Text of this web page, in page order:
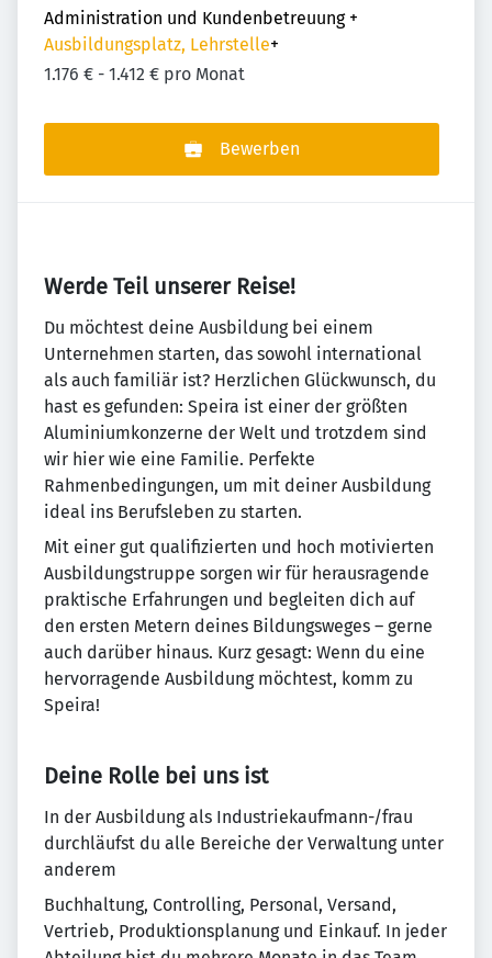
Administration und Kundenbetreuung +
Ausbildungsplatz, Lehrstelle+
1.176 € - 1.412 € pro Monat
Bewerben
Werde Teil unserer Reise!
Du möchtest deine Ausbildung bei einem
Unternehmen starten, das sowohl international
als auch familiär ist? Herzlichen Glückwunsch, du
hast es gefunden: Speira ist einer der größten
Aluminiumkonzerne der Welt und trotzdem sind
wir hier wie eine Familie. Perfekte
Rahmenbedingungen, um mit deiner Ausbildung
ideal ins Berufsleben zu starten.
Mit einer gut qualifizierten und hoch motivierten
Ausbildungstruppe sorgen wir für herausragende
praktische Erfahrungen und begleiten dich auf
den ersten Metern deines Bildungsweges – gerne
auch darüber hinaus. Kurz gesagt: Wenn du eine
hervorragende Ausbildung möchtest, komm zu
Speira!
Deine Rolle bei uns ist
In der Ausbildung als Industriekaufmann-/frau
durchläufst du alle Bereiche der Verwaltung unter
anderem
Buchhaltung, Controlling, Personal, Versand,
Vertrieb, Produktionsplanung und Einkauf. In jeder